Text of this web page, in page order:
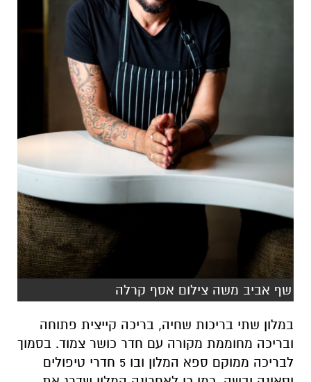
שף אביב משה צילום אסף קרלה
במלון שתי בריכות שחיה, בריכה קייצית פתוחה
ובריכה מחוממת מקורה עם חדר כושר צמוד. בסמוך
לבריכה ממוקם ספא המלון ובו 5 חדרי טיפולים